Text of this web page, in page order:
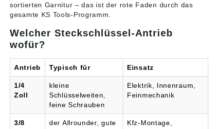
sortierten Garnitur – das ist der rote Faden durch das
gesamte KS Tools-Programm.
Welcher Steckschlüssel-Antrieb
wofür?
Antrieb Typisch für Einsatz
1/4
Zoll
kleine
Schlüsselweiten,
feine Schrauben
Elektrik, Innenraum,
Feinmechanik
3/8
der Allrounder, gute
Kfz-Montage,